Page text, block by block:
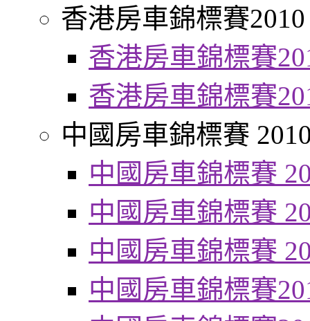
香港房車錦標賽2010
香港房車錦標賽
香港房車錦標賽
中國房車錦標賽
中國房車錦標賽
中國房車錦標賽
中國房車錦標賽
中國房車錦標賽